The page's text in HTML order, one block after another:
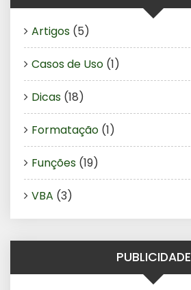
Artigos (5)
Casos de Uso (1)
Dicas (18)
Formatação (1)
Funções (19)
VBA (3)
PUBLICIDADE